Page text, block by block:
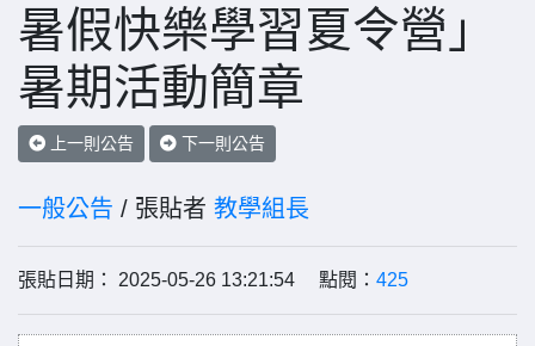
暑假快樂學習夏令營」
暑期活動簡章
上一則公告 下一則公告
一般公告 / 張貼者 教學組長
張貼日期： 2025-05-26 13:21:54 點閱： 425